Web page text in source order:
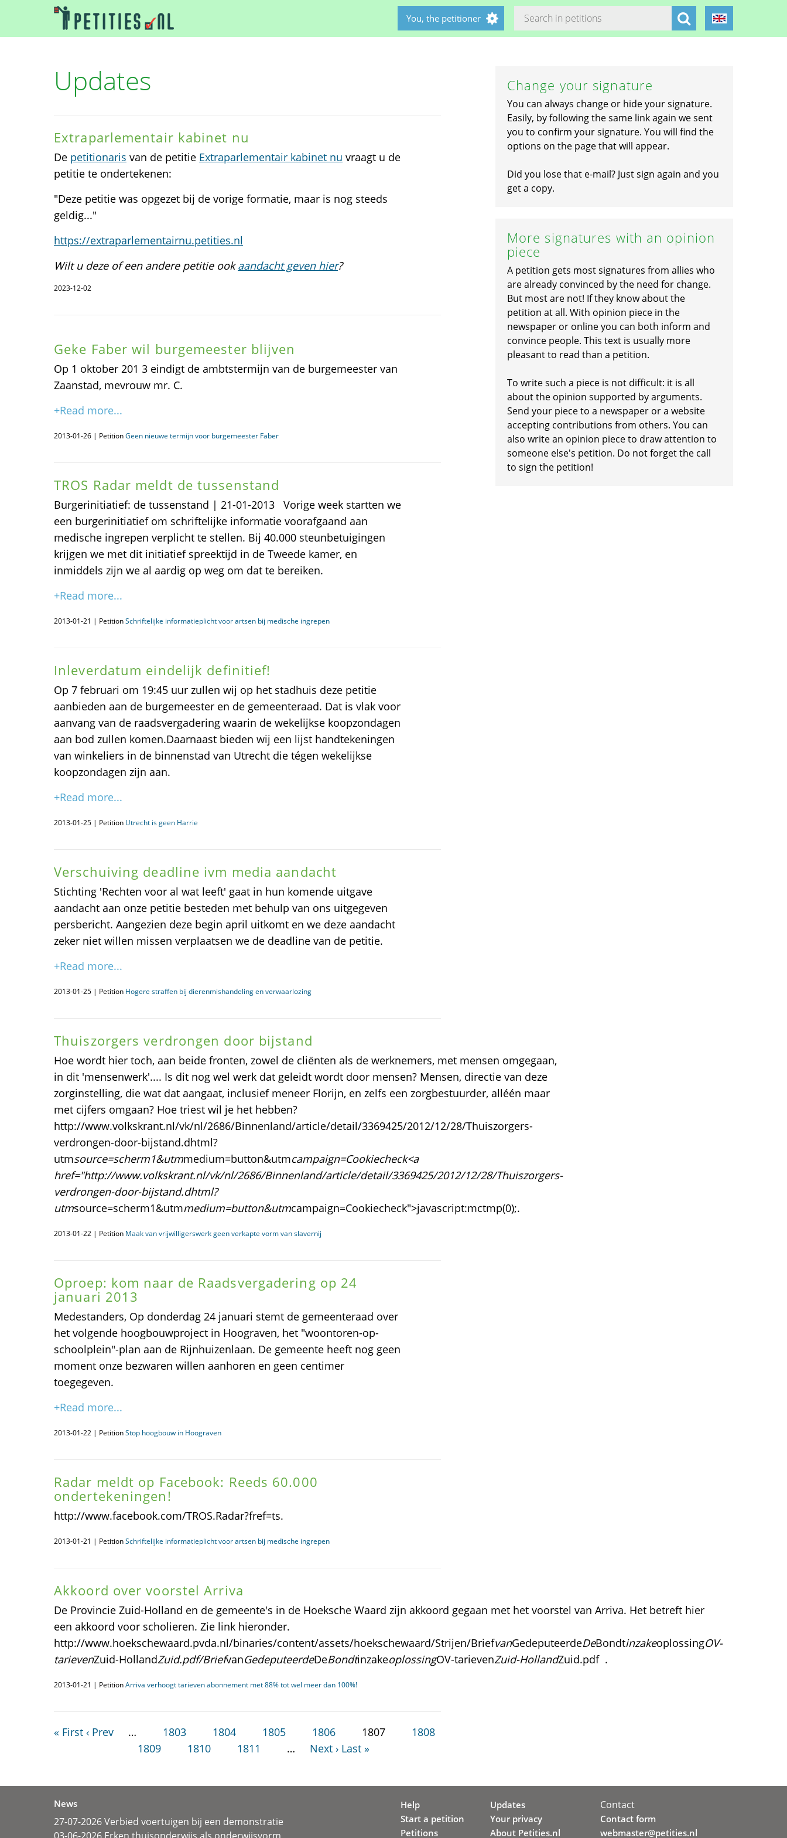
You, the petitioner
Updates
Extraparlementair kabinet nu
De petitionaris van de petitie Extraparlementair kabinet nu vraagt u de
petitie te ondertekenen:
"Deze petitie was opgezet bij de vorige formatie, maar is nog steeds
geldig..."
https://extraparlementairnu.petities.nl
Wilt u deze of een andere petitie ookaandacht geven hier?
2023-12-02
Geke Faber wil burgemeester blijven
Op 1 oktober 201 3 eindigt de ambtstermijn van de burgemeester van
Zaanstad, mevrouw mr. C.
+Read more...
2013-01-26 | PetitionGeen nieuwe termijn voor burgemeester Faber
TROS Radar meldt de tussenstand
Burgerinitiatief: de tussenstand | 21-01-2013 Vorige week startten we
een burgerinitiatief om schriftelijke informatie voorafgaand aan
medische ingrepen verplicht te stellen. Bij 40.000 steunbetuigingen
krijgen we met dit initiatief spreektijd in de Tweede kamer, en
inmiddels zijn we al aardig op weg om dat te bereiken.
+Read more...
2013-01-21 | PetitionSchriftelijke informatieplicht voor artsen bij medische ingrepen
Inleverdatum eindelijk definitief!
Op 7 februari om 19:45 uur zullen wij op het stadhuis deze petitie
aanbieden aan de burgemeester en de gemeenteraad. Dat is vlak voor
aanvang van de raadsvergadering waarin de wekelijkse koopzondagen
aan bod zullen komen.Daarnaast bieden wij een lijst handtekeningen
van winkeliers in de binnenstad van Utrecht die tégen wekelijkse
koopzondagen zijn aan.
+Read more...
2013-01-25 | Petition Utrecht is geen Harrie
Verschuiving deadline ivm media aandacht
Stichting 'Rechten voor al wat leeft' gaat in hun komende uitgave
aandacht aan onze petitie besteden met behulp van ons uitgegeven
persbericht. Aangezien deze begin april uitkomt en we deze aandacht
zeker niet willen missen verplaatsen we de deadline van de petitie.
+Read more...
2013-01-25 | Petition Hogere straffen bij dierenmishandeling en verwaarlozing
Thuiszorgers verdrongen door bijstand
Hoe wordt hier toch, aan beide fronten, zowel de cliënten als de werknemers, met mensen omgegaan,
in dit 'mensenwerk'.... Is dit nog wel werk dat geleidt wordt door mensen? Mensen, directie van deze
zorginstelling, die wat dat aangaat, inclusief meneer Florijn, en zelfs een zorgbestuurder, alléén maar
met cijfers omgaan? Hoe triest wil je het hebben?
http://www.volkskrant.nl/vk/nl/2686/Binnenland/article/detail/3369425/2012/12/28/Thuiszorgers-
verdrongen-door-bijstand.dhtml?
utmsource=scherm1&utmmedium=button&utmcampaign=Cookiecheck<a
href="http://www.volkskrant.nl/vk/nl/2686/Binnenland/article/detail/3369425/2012/12/28/Thuiszorgers-
verdrongen-door-bijstand.dhtml?
utmsource=scherm1&utmmedium=button&utmcampaign=Cookiecheck">javascript:mctmp(0);.
2013-01-22 | Petition Maak van vrijwilligerswerk geen verkapte vorm van slavernij
Oproep: kom naar de Raadsvergadering op 24
januari 2013
Medestanders, Op donderdag 24 januari stemt de gemeenteraad over
het volgende hoogbouwproject in Hoograven, het "woontoren-op-
schoolplein"-plan aan de Rijnhuizenlaan. De gemeente heeft nog geen
moment onze bezwaren willen aanhoren en geen centimer
toegegeven.
+Read more...
2013-01-22 | PetitionStop hoogbouw in Hoograven
Radar meldt op Facebook: Reeds 60.000
ondertekeningen!
http://www.facebook.com/TROS.Radar?fref=ts.
2013-01-21 | PetitionSchriftelijke informatieplicht voor artsen bij medische ingrepen
Akkoord over voorstel Arriva
De Provincie Zuid-Holland en de gemeente's in de Hoeksche Waard zijn akkoord gegaan met het voorstel van Arriva. Het betreft hier
een akkoord voor scholieren. Zie link hieronder.
http://www.hoekschewaard.pvda.nl/binaries/content/assets/hoekschewaard/Strijen/BriefvanGedeputeerdeDeBondtinzakeoplossingOV-
tarievenZuid-HollandZuid.pdf/BriefvanGedeputeerdeDeBondtinzakeoplossingOV-tarievenZuid-HollandZuid.pdf .
2013-01-21 | PetitionArriva verhoogt tarieven abonnement met 88% tot wel meer dan 100%!
« First ‹ Prev … 1803 1804 1805 1806 1807
1808
1809
1810 1811 … Next › Last »
Change your signature
You can always change or hide your signature.
Easily, by following the same link again we sent
you to confirm your signature. You will find the
options on the page that will appear.
Did you lose that e-mail? Just sign again and you
get a copy.
More signatures with an opinion
piece
A petition gets most signatures from allies who
are already convinced by the need for change.
But most are not! If they know about the
petition at all. With opinion piece in the
newspaper or online you can both inform and
convince people. This text is usually more
pleasant to read than a petition.
To write such a piece is not difficult: it is all
about the opinion supported by arguments.
Send your piece to a newspaper or a website
accepting contributions from others. You can
also write an opinion piece to draw attention to
someone else's petition. Do not forget the call
to sign the petition!
News
27-07-2026 Verbied voertuigen bij een demonstratie
Help
Start a petition
Petitions
Updates
Your privacy
About Petities.nl
Contact
Contact form
webmaster@petities.nl